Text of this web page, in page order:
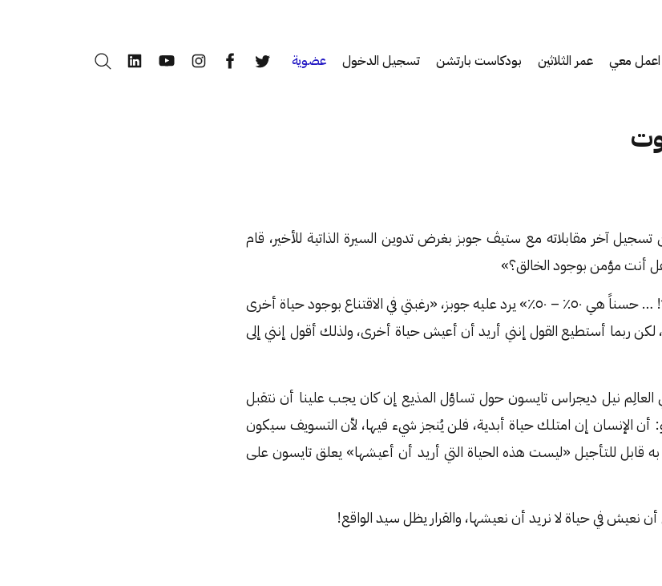
اعمل معي عمر الثلاثين بودكاست بارتشن تسجيل الدخول عضوية
آخر مقابلاته مع ستيڤ جوبز بغرض تدوين السيرة الذاتية للأخير، قام
أنت مؤمن بوجود الخالق؟»
«أحياناً أؤمن بوجوده، وأجياناً لا! … حسناً هي ٥٠٪ – ٥٠٪» يرد عليه جوبز، «رغبتي في الاقتناع بوجود حياة أخرى
لكن ربما أستطيع القول إنني أريد أن أعيش حياة أخرى، ولذلك أقول إنني إلى
العالِم نيل ديجراس تايسون حول تساؤل المذيع إن كان يجب علينا أن نتقبل
الإنسان إن امتلك حياة أبدية، فلن يُنجز شيء فيها، لأن التسويف سيكون
قابل للتأجيل «ليست هذه الحياة التي أريد أن أعيشها» يعلق تايسون على
نعيش في حياة لا نريد أن نعيشها، والقرار يظل سيد الواقع!